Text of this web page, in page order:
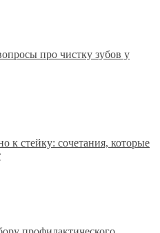
про чистку зубов у
к стейку: сочетания, которые